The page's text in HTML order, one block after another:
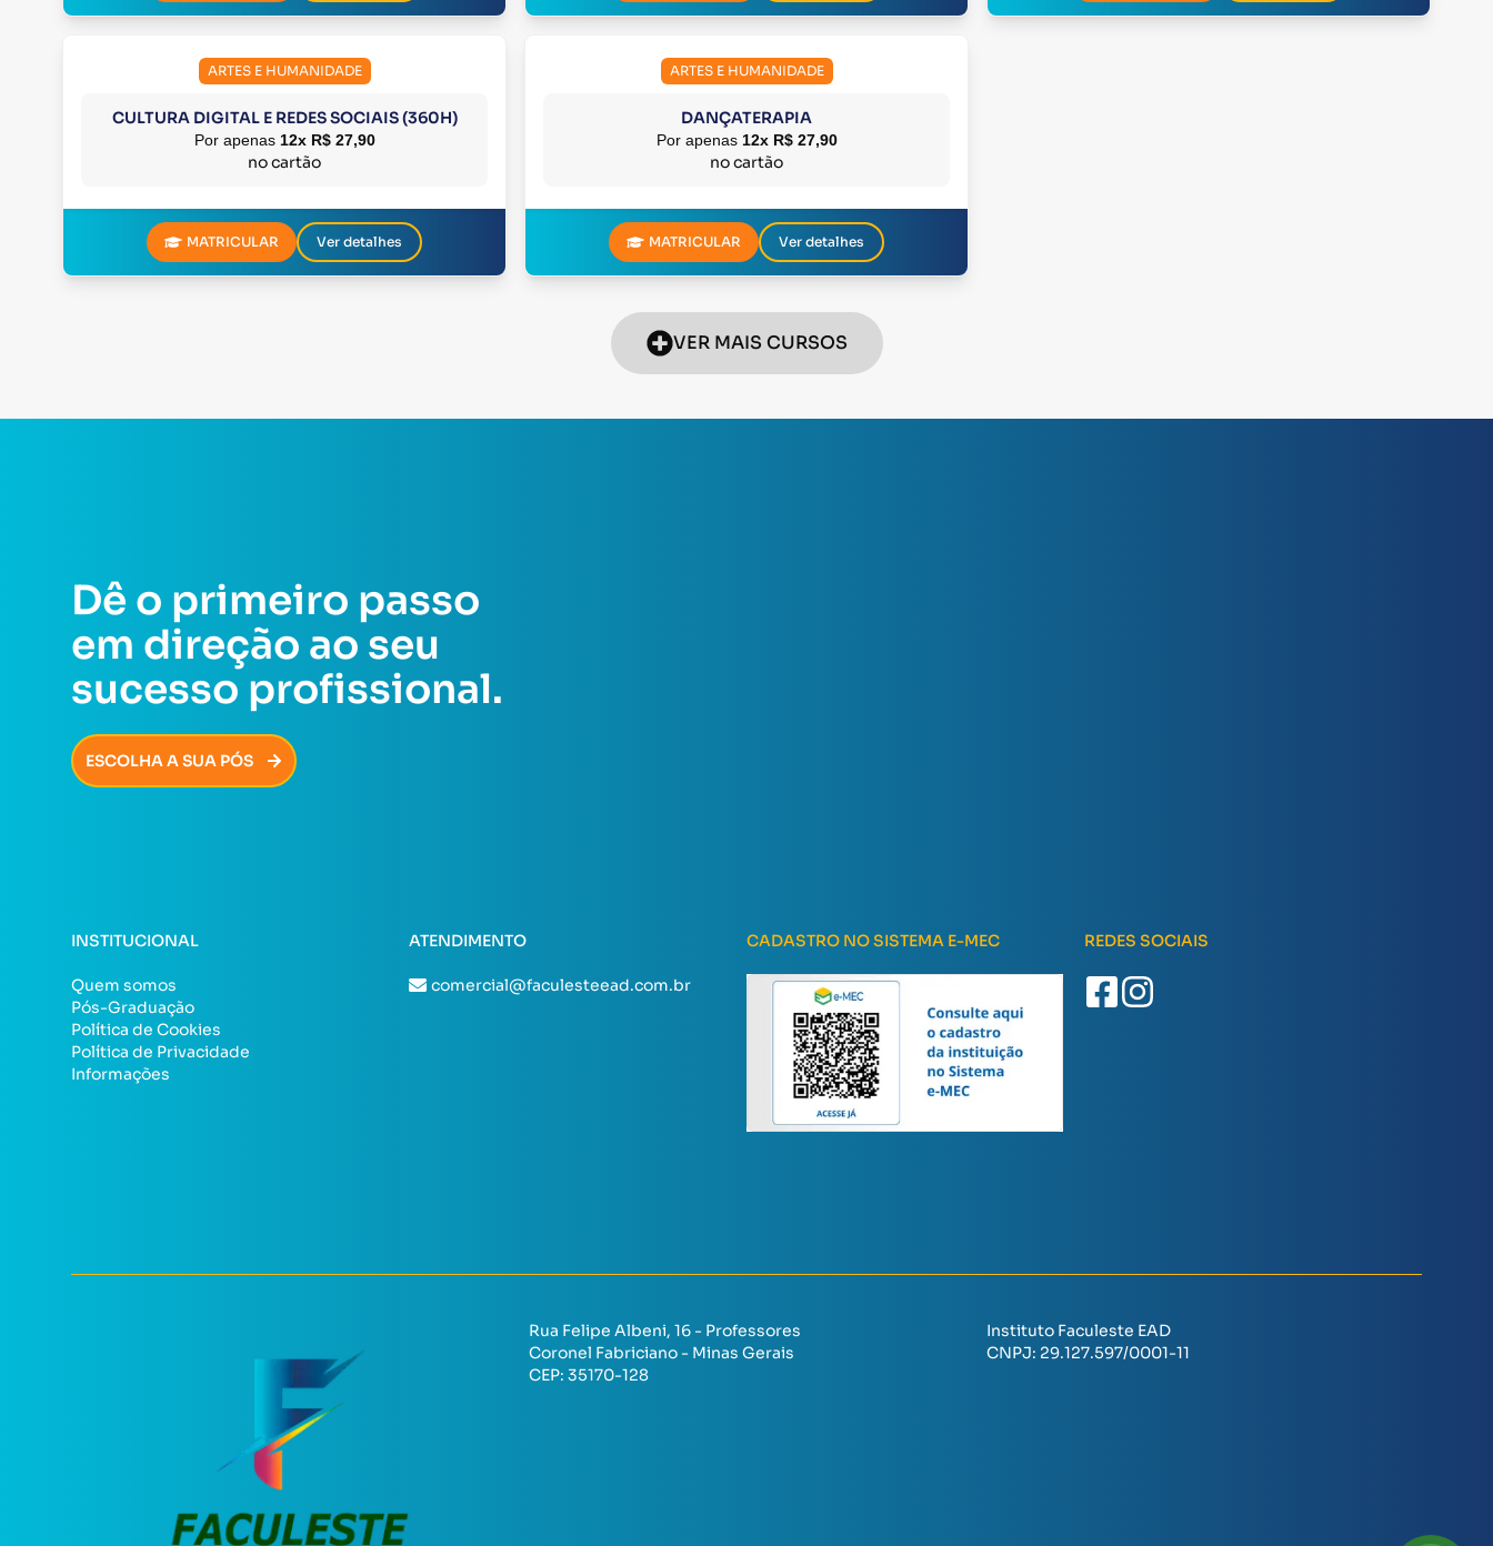
ARTES E HUMANIDADE
CULTURA DIGITAL E REDES SOCIAIS (360H)
Por apenas 12x R$ 27,90
no cartão
MATRICULAR Ver detalhes
ARTES E HUMANIDADE
DANÇATERAPIA
Por apenas 12x R$ 27,90
no cartão
MATRICULAR Ver detalhes
VER MAIS CURSOS
Dê o primeiro passo
em direção ao seu
sucesso profissional.
ESCOLHA A SUA PÓS
INSTITUCIONAL
Quem somos
Pós-Graduação
Política de Cookies
Política de Privacidade
Informações
ATENDIMENTO
comercial@faculesteead.com.br
CADASTRO NO SISTEMA E-MEC REDES SOCIAIS
Rua Felipe Albeni, 16 - Professores
Coronel Fabriciano - Minas Gerais
CEP: 35170-128
Instituto Faculeste EAD
CNPJ: 29.127.597/0001-11